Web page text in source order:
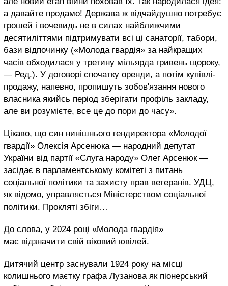
а давайте продамо! Держава ж відчайдушно потребує
грошей і вочевидь не в силах найближчими
десятиліттями підтримувати всі ці санаторії, табори,
бази відпочинку («Молода гвардія» за найкращих
часів обходилася у третину мільярда гривень щороку,
— Ред.). У договорі спочатку оренди, а потім купівлі-
продажу, напевно, пропишуть зобов'язання нового
власника якийсь період зберігати профіль закладу,
але ви розумієте, все це до пори до часу».
Цікаво, що син нинішнього гендиректора «Молодої
гвардії» Олексія Арсенюка — народний депутат
України від партії «Слуга народу» Олег Арсенюк —
засідає в парламентському комітеті з питань
соціальної політики та захисту прав ветеранів. УДЦ,
як відомо, управляється Міністерством соціальної
політики. Прокляті збіги…
До слова, у 2024 році «Молода гвардія»
має відзначити свій віковий ювілей.
Дитячий центр заснували 1924 року на місці
колишнього маєтку графа Лузанова як піонерський